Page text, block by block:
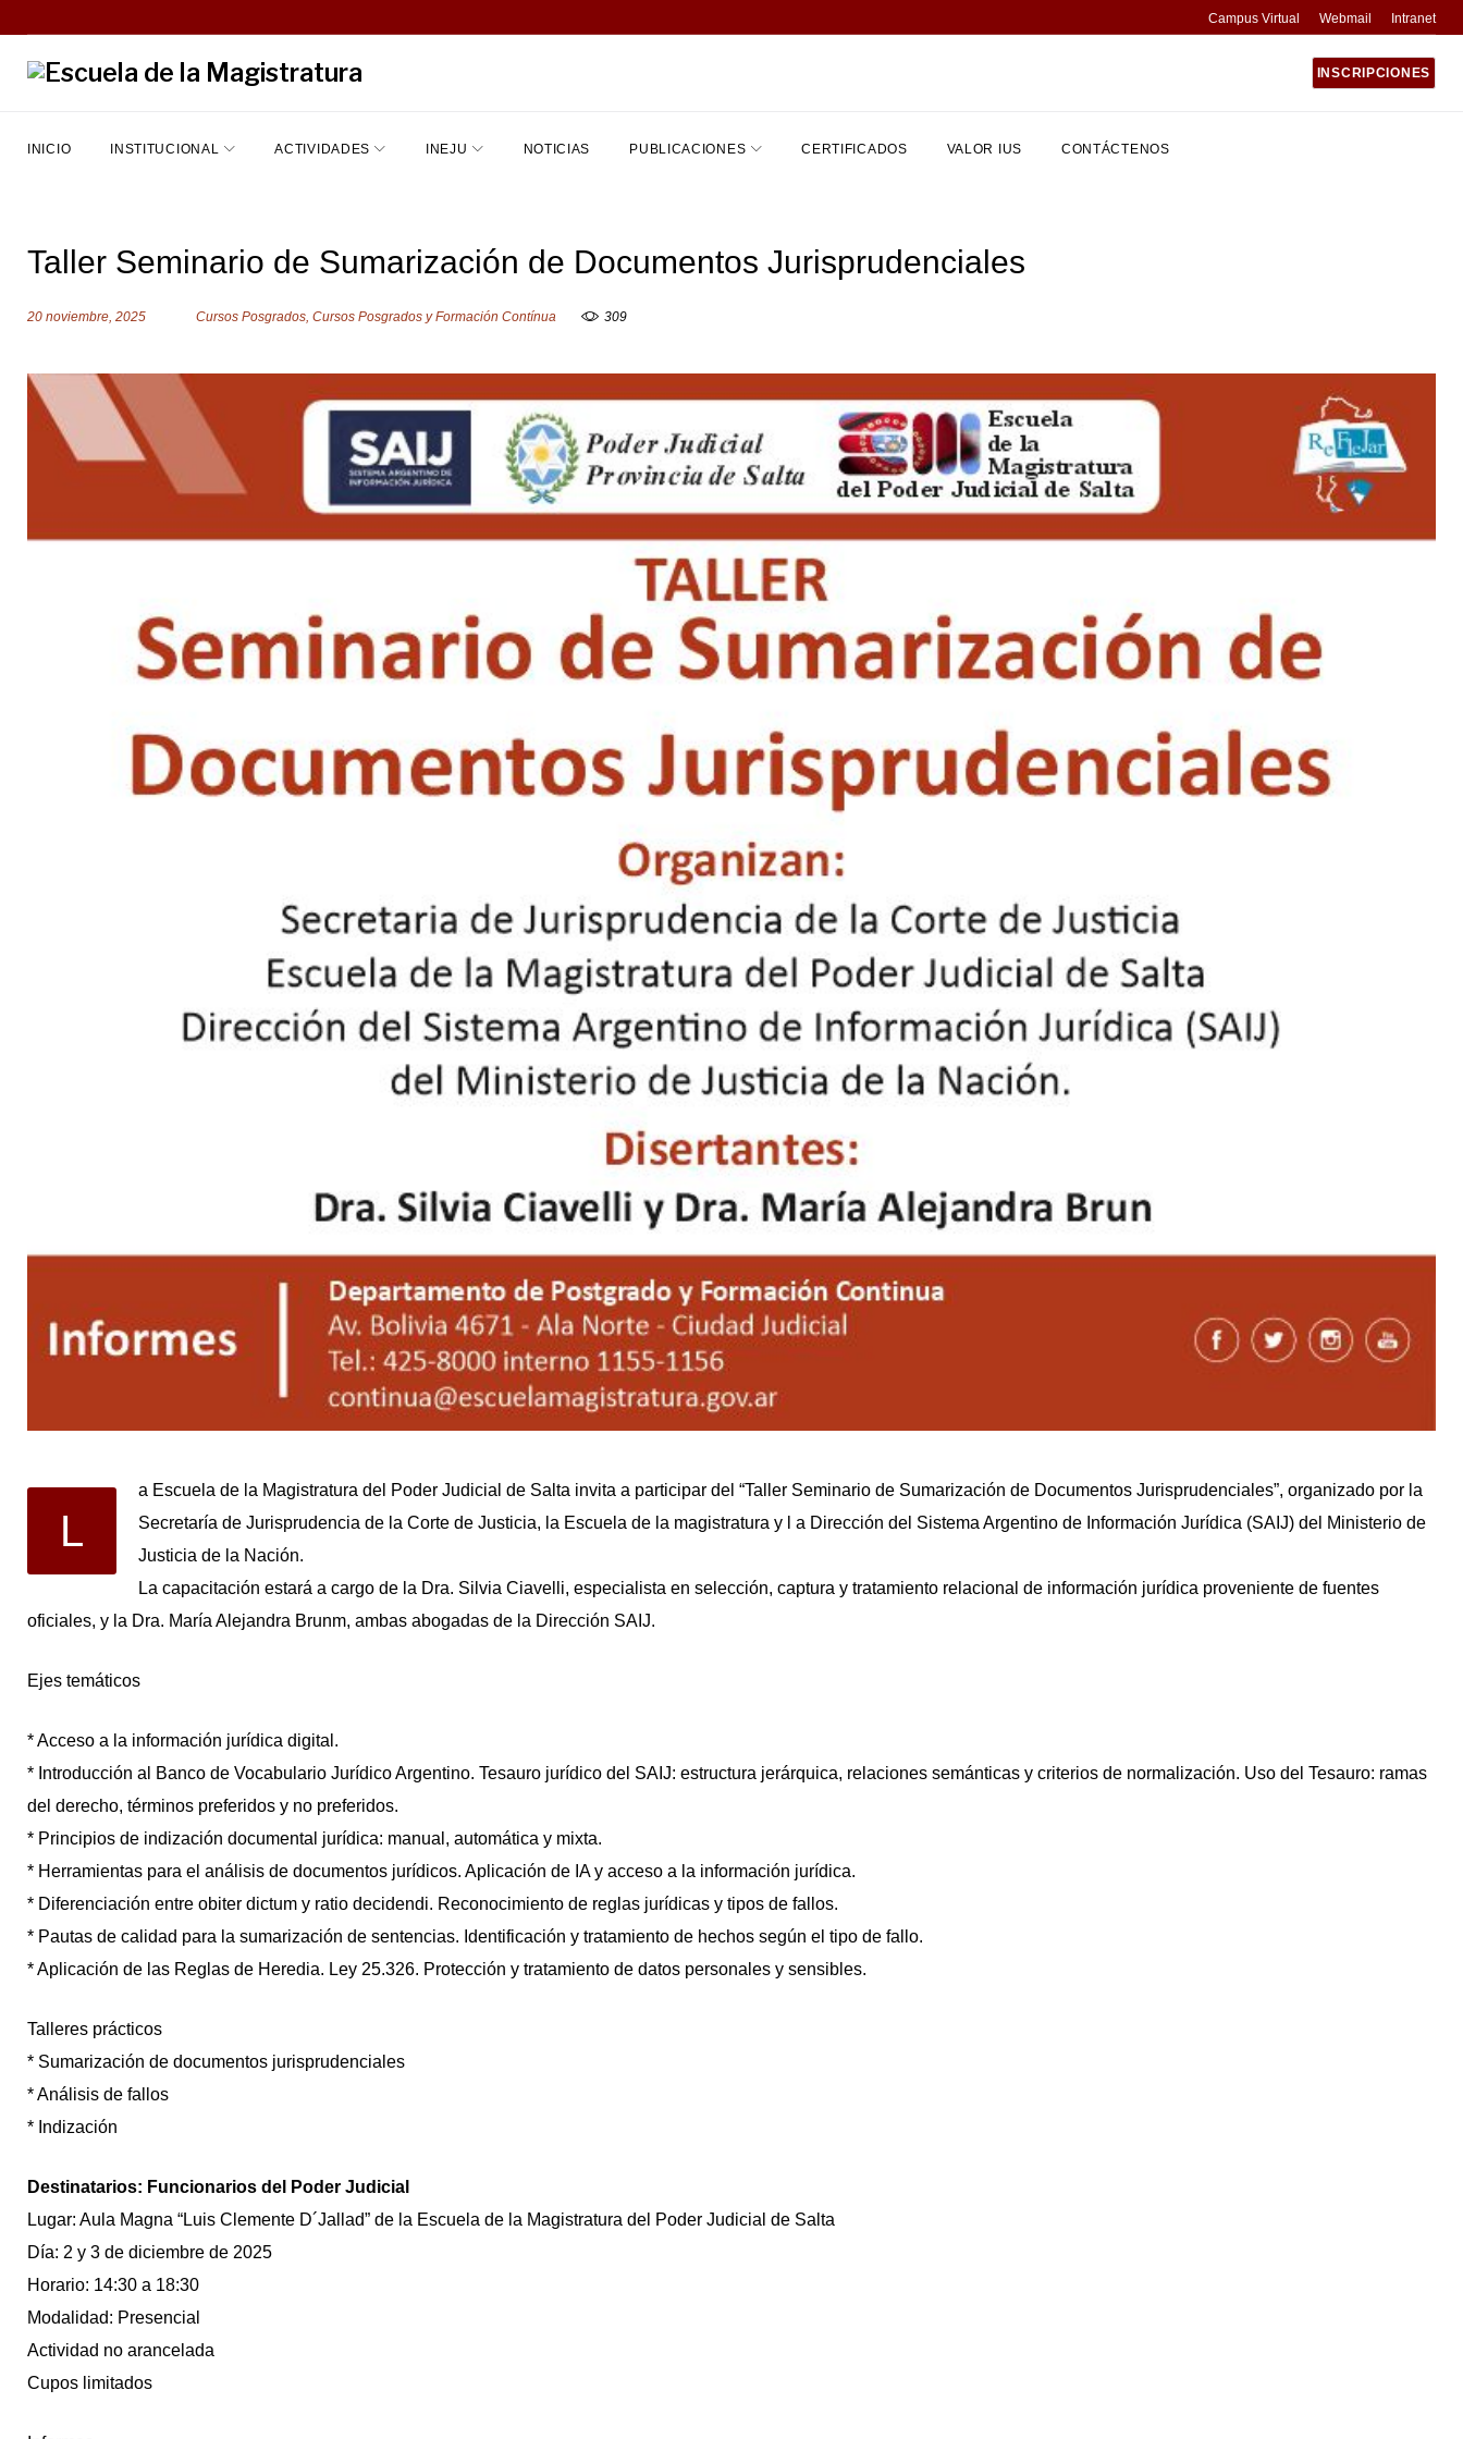
Campus Virtual Webmail Intranet
INSCRIPCIONES
INICIO INSTITUCIONAL ACTIVIDADES INEJU NOTICIAS PUBLICACIONES CERTIFICADOS VALOR IUS CONTÁCTENOS
Taller Seminario de Sumarización de Documentos Jurisprudenciales
20 noviembre, 2025 Cursos Posgrados, Cursos Posgrados y Formación Contínua 309
L
a Escuela de la Magistratura del Poder Judicial de Salta invita a participar del “Taller Seminario de Sumarización de Documentos Jurisprudenciales”, organizado por la
Secretaría de Jurisprudencia de la Corte de Justicia, la Escuela de la magistratura y l a Dirección del Sistema Argentino de Información Jurídica (SAIJ) del Ministerio de
Justicia de la Nación.
La capacitación estará a cargo de la Dra. Silvia Ciavelli, especialista en selección, captura y tratamiento relacional de información jurídica proveniente de fuentes
oficiales, y la Dra. María Alejandra Brunm, ambas abogadas de la Dirección SAIJ.
Ejes temáticos
* Acceso a la información jurídica digital.
* Introducción al Banco de Vocabulario Jurídico Argentino. Tesauro jurídico del SAIJ: estructura jerárquica, relaciones semánticas y criterios de normalización. Uso del Tesauro: ramas
del derecho, términos preferidos y no preferidos.
* Principios de indización documental jurídica: manual, automática y mixta.
* Herramientas para el análisis de documentos jurídicos. Aplicación de IA y acceso a la información jurídica.
* Diferenciación entre obiter dictum y ratio decidendi. Reconocimiento de reglas jurídicas y tipos de fallos.
* Pautas de calidad para la sumarización de sentencias. Identificación y tratamiento de hechos según el tipo de fallo.
* Aplicación de las Reglas de Heredia. Ley 25.326. Protección y tratamiento de datos personales y sensibles.
Talleres prácticos
* Sumarización de documentos jurisprudenciales
* Análisis de fallos
* Indización
Destinatarios: Funcionarios del Poder Judicial
Lugar: Aula Magna “Luis Clemente D´Jallad” de la Escuela de la Magistratura del Poder Judicial de Salta
Día: 2 y 3 de diciembre de 2025
Horario: 14:30 a 18:30
Modalidad: Presencial
Actividad no arancelada
Cupos limitados